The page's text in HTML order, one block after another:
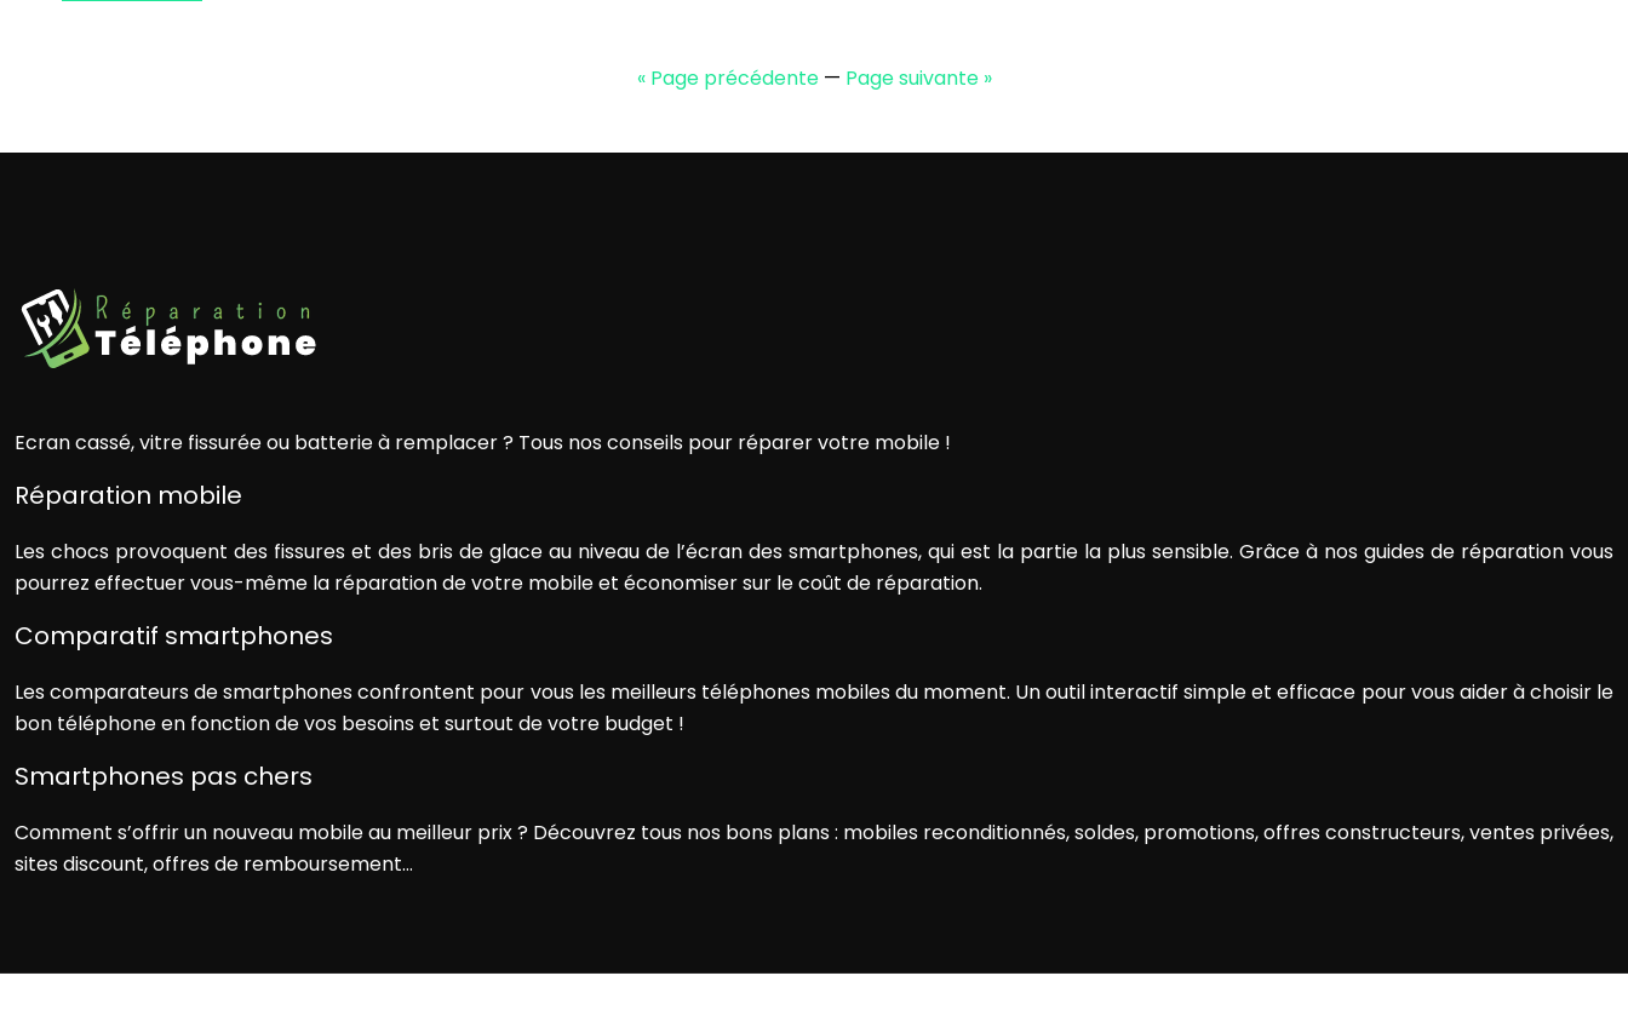
« Page précédente— Page suivante »
Ecran cassé, vitre fissurée ou batterie à remplacer ? Tous nos conseils pour réparer votre mobile !
Réparation mobile
Les chocs provoquent des fissures et des bris de glace au niveau de l’écran des smartphones, qui est la partie la plus sensible. Grâce à nos guides de réparation vous
pourrez effectuer vous-même la réparation de votre mobile et économiser sur le coût de réparation.
Comparatif smartphones
Les comparateurs de smartphones confrontent pour vous les meilleurs téléphones mobiles du moment. Un outil interactif simple et efficace pour vous aider à choisir le
bon téléphone en fonction de vos besoins et surtout de votre budget !
Smartphones pas chers
Comment s’offrir un nouveau mobile au meilleur prix ? Découvrez tous nos bons plans : mobiles reconditionnés, soldes, promotions, offres constructeurs, ventes privées,
sites discount, offres de remboursement…